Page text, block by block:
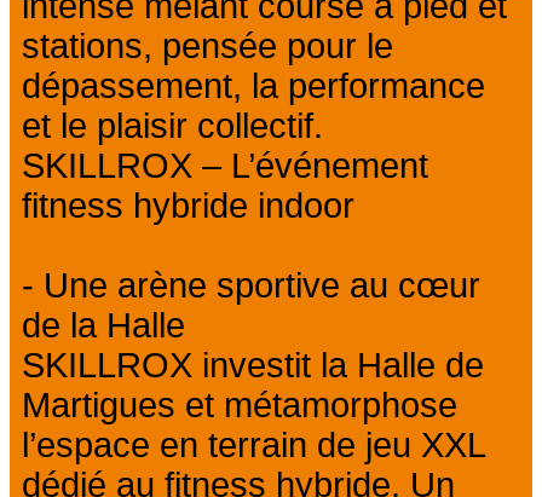
stations, pensée pour le
dépassement, la performance
et le plaisir collectif.
SKILLROX – L’événement
fitness hybride indoor
- Une arène sportive au cœur
de la Halle
SKILLROX investit la Halle de
Martigues et métamorphose
l’espace en terrain de jeu XXL
dédié au fitness hybride. Un